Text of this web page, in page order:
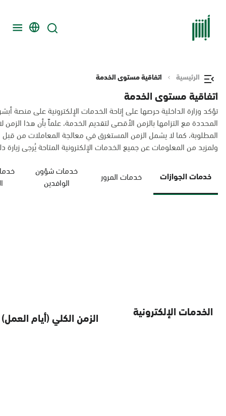
الرئيسية اتفاقية مستوى الخدمة
اتفاقية مستوى الخدمة
تؤكد وزارة الداخلية حرصها على إتاحة الخدمات الإلكترونية على منصة
المحددة مع التزامها بالزمن الأقصى لتقديم الخدمة، علماً بأن هذا
المطلوبة، كما لا يشمل الزمن المستغرق في معالجة المعاملات من
ولمزيد من المعلومات عن جميع الخدمات الإلكترونية المتاحة يُرجى زيارة
خدمات الجوازات خدمات المرور
خدمات شؤون
الوافدين
الخدمات الإلكترونية الزمن الكلي (أيام العمل)